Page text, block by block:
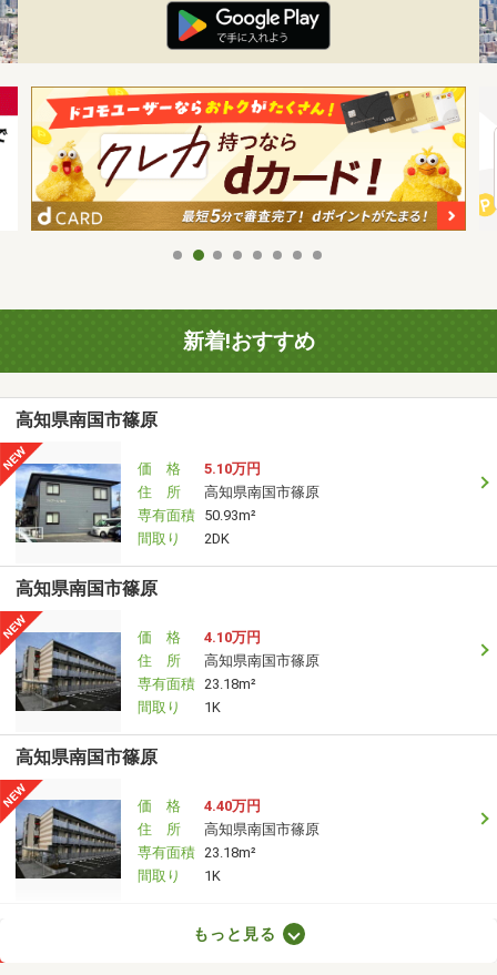
新着!おすすめ
高知県南国市篠原
価 格
5.10万円
住 所
高知県南国市篠原
専有面積 50.93m²
間取り
2DK
高知県南国市篠原
価 格
4.10万円
住 所
高知県南国市篠原
専有面積 23.18m²
間取り
1K
高知県南国市篠原
価 格
4.40万円
住 所
高知県南国市篠原
専有面積 23.18m²
間取り
1K
もっと見る